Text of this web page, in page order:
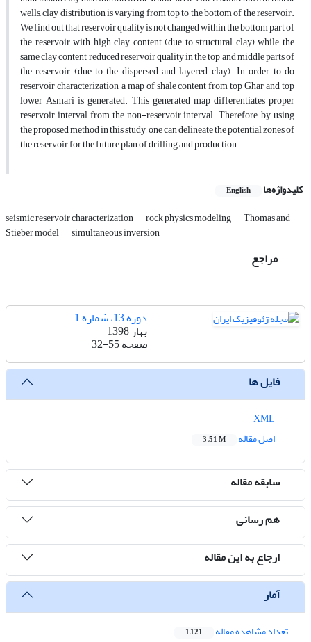
wells, clay distribution is varying from top to the bottom of the reservoir.
We find out that reservoir quality is not changed within the bottom part of
the reservoir with high clay content (due to structural clay) while the
same clay content reduced reservoir quality in the top and middle parts of
the reservoir (due to the dispersed and layered clay). In order to do
reservoir characterization, a map of shale content from top Ghar and top
lower Asmari is generated. This generated map differentiates proper
reservoir interval from the non-reservoir interval. Therefore, by using
the proposed method in this study, one can delineate the potential zones of
the reservoir for the future plan of drilling and production.
کلیدواژه‌ها English
seismic reservoir characterization rock physics modeling Thomas and
Stieber model simultaneous inversion
مراجع
دوره 13، شماره 1
بهار 1398
صفحه32-55
فایل ها
اصل مقاله
3.51 M
سابقه مقاله
هم رسانی
ارجاع به این مقاله
آمار
تعداد مشاهده مقاله 1,121